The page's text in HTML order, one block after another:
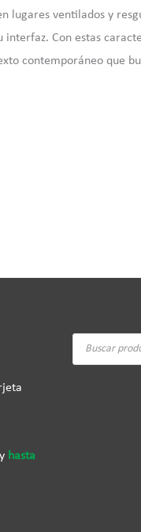
lugares ventilados y
Con estas
contemporáneo que
hasta
Búsqueda
productos